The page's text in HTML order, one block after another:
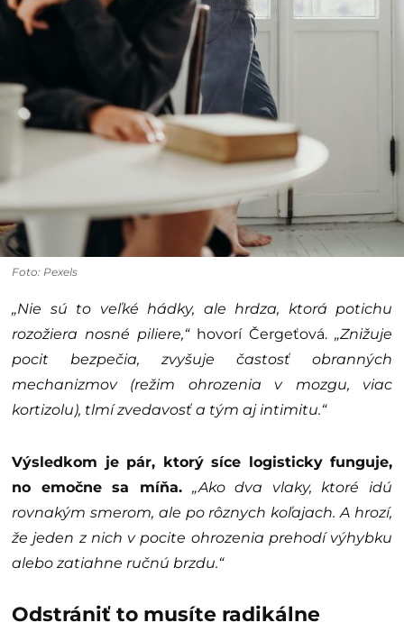
Foto: Pexels
„Nie sú to veľké hádky, ale hrdza, ktorá potichu
rozožiera nosné piliere,“hovorí Čergeťová. „Znižuje
pocit bezpečia, zvyšuje častosť obranných
mechanizmov (režim ohrozenia v mozgu, viac
kortizolu), tlmí zvedavosť a tým aj intimitu.“
Výsledkom je pár, ktorý síce logisticky funguje,
no emočne sa míňa.„Ako dva vlaky, ktoré idú
rovnakým smerom, ale po rôznych koľajach. A hrozí,
že jeden z nich v pocite ohrozenia prehodí výhybku
alebo zatiahne ručnú brzdu.“
Odstrániť to musíte radikálne